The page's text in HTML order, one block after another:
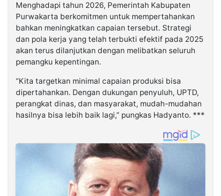
Menghadapi tahun 2026, Pemerintah Kabupaten
Purwakarta berkomitmen untuk mempertahankan
bahkan meningkatkan capaian tersebut. Strategi
dan pola kerja yang telah terbukti efektif pada 2025
akan terus dilanjutkan dengan melibatkan seluruh
pemangku kepentingan.
“Kita targetkan minimal capaian produksi bisa
dipertahankan. Dengan dukungan penyuluh, UPTD,
perangkat dinas, dan masyarakat, mudah-mudahan
hasilnya bisa lebih baik lagi,” pungkas Hadyanto. ***